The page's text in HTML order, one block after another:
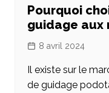
Pourquoi
guidage aux
8 avril 2024
Il existe sur le
de guidage